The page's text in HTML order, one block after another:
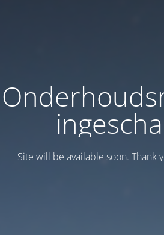
Site will be available soon. Thank